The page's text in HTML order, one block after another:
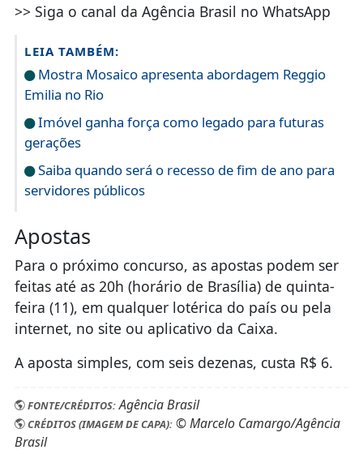
>> Siga o canal da Agência Brasil no WhatsApp
LEIA TAMBÉM:
Mostra Mosaico apresenta abordagem Reggio
Emilia no Rio
Imóvel ganha força como legado para futuras
gerações
Saiba quando será o recesso de fim de ano para
servidores públicos
Apostas
Para o próximo concurso, as apostas podem ser
feitas até as 20h (horário de Brasília) de quinta-
feira (11), em qualquer lotérica do país ou pela
internet, no site ou aplicativo da Caixa.
A aposta simples, com seis dezenas, custa R$ 6.
FONTE/CRÉDITOS:Agência Brasil
CRÉDITOS (IMAGEM DE CAPA):© Marcelo Camargo/Agência
Brasil